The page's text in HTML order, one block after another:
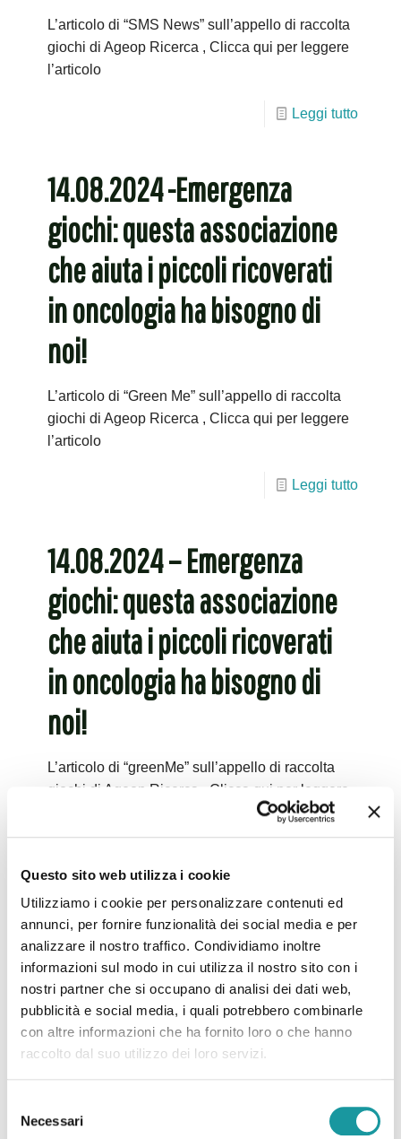
Questo sito web utilizza i cookie
Utilizziamo i cookie per personalizzare contenuti ed
annunci, per fornire funzionalità dei social media e per
analizzare il nostro traffico. Condividiamo inoltre
informazioni sul modo in cui utilizza il nostro sito con i
nostri partner che si occupano di analisi dei dati web,
pubblicità e social media, i quali potrebbero combinarle
con altre informazioni che ha fornito loro o che hanno
raccolto dal suo utilizzo dei loro servizi.
delNecessari
L’articolo di “SMS News” sull’appello di raccolta
giochi di Ageop Ricerca , Clicca qui per leggere
l’articolo
Leggi tutto
14.08.2024 -Emergenza
giochi: questa associazione
che aiuta i piccoli ricoverati
in oncologia ha bisogno di
noi!
L’articolo di “Green Me” sull’appello di raccolta
giochi di Ageop Ricerca , Clicca qui per leggere
l’articolo
Leggi tutto
14.08.2024 – Emergenza
giochi: questa associazione
che aiuta i piccoli ricoverati
in oncologia ha bisogno di
noi!
L’articolo di “greenMe” sull’appello di raccolta
giochi di Ageop Ricerca , Clicca qui per leggere
14.08.2024 – L’Ageop
Bologna lancia l’appello:
“Abbiamo finito i giochi:
donate bambole, dinosauri e